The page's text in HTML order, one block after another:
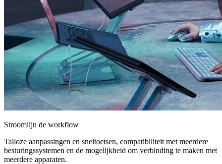
Stroomlijn de workflow
Talloze aanpassingen en sneltoetsen, compatibiliteit met meerdere
besturingssystemen en de mogelijkheid om verbinding te maken met
meerdere apparaten.